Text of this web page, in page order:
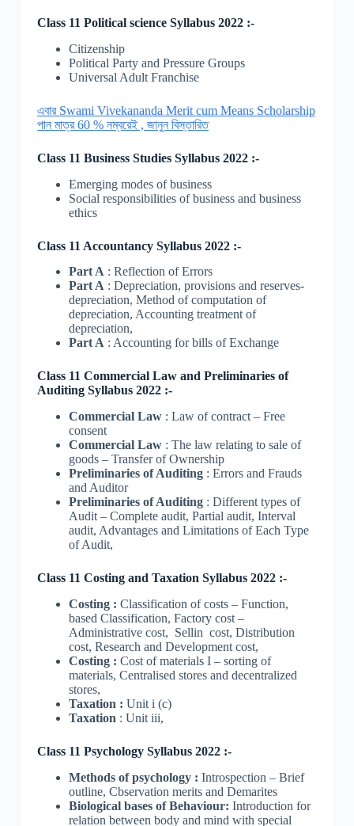
Class 11 Political science Syllabus 2022 :-
Citizenship
Political Party and Pressure Groups
Universal Adult Franchise
এবার Swami Vivekananda Merit cum Means Scholarship
পান মাত্র 60 % নম্বরেই , জানুন বিস্তারিত
Class 11 Business Studies Syllabus 2022 :-
Emerging modes of business
Social responsibilities of business and business
ethics
Class 11 Accountancy Syllabus 2022 :-
Part A : Reflection of Errors
Part A : Depreciation, provisions and reserves-
depreciation, Method of computation of
depreciation, Accounting treatment of
depreciation,
Part A : Accounting for bills of Exchange
Class 11 Commercial Law and Preliminaries of
Auditing Syllabus 2022 :-
Commercial Law: Law of contract – Free
consent
Commercial Law: The law relating to sale of
goods – Transfer of Ownership
Preliminaries of Auditing: Errors and Frauds
and Auditor
Preliminaries of Auditing: Different types of
Audit – Complete audit, Partial audit, Interval
audit, Advantages and Limitations of Each Type
of Audit,
Class 11 Costing and Taxation Syllabus 2022 :-
Costing : Classification of costs – Function,
based Classification, Factory cost –
Administrative cost, Sellin cost, Distribution
cost, Research and Development cost,
Costing : Cost of materials I – sorting of
materials, Centralised stores and decentralized
stores,
Taxation : Unit i (c)
Taxation : Unit iii,
Class 11 Psychology Syllabus 2022 :-
Methods of psychology : Introspection – Brief
outline, Cbservation merits and Demarites
Biological bases of Behaviour: Introduction for
relation between body and mind with special